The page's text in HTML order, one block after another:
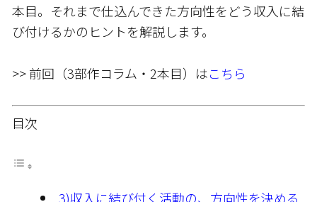
本目。それまで仕込んできた方向性をどう収入に結
び付けるかのヒントを解説します。
>> 前回（3部作コラム・2本目）はこちら
目次
3)収入に結び付く活動の、方向性を決める